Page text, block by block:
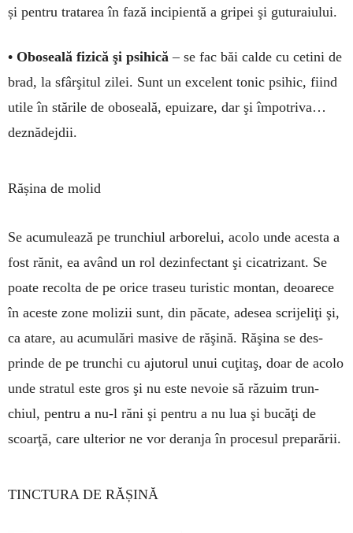
și pentru tra­tarea în fază in­ci­pientă a gripei şi gutu­raiului.
• Oboseală fizică şi psi­hică – se fac băi calde cu cetini de
brad, la sfârşitul zi­lei. Sunt un excelent tonic psihic, fiind
utile în stările de obo­seală, epui­zare, dar şi îm­potriva…
dez­nădejdii.
Rășina de molid
Se acumulează pe trun­chiul arborelui, acolo unde acesta a
fost rănit, ea având un rol dezin­fectant şi cicatrizant. Se
poate re­colta de pe orice traseu turistic mon­­tan, deoarece
în a­ces­te zone mo­lizii sunt, din păcate, adesea scrijeliţi şi,
ca atare, au acu­mulări ma­sive de răşină. Ră­şina se des­
prin­de de pe trunchi cu aju­to­rul unui cuţi­taş, doar de a­colo
unde stra­tul este gros şi nu este nevoie să răzuim trun­
chiul, pentru a nu-l răni şi pen­tru a nu lua şi bucăţi de
scoar­ţă, care ulterior ne vor deranja în procesul pre­parării.
TINCTURA DE RĂȘINĂ